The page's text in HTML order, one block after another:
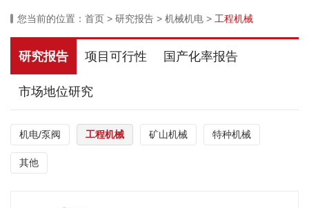
您当前的位置： 首页 > 研究报告 > 机械机电 > 工程机械
研究报告 项目可行性 国产化率报告
市场地位研究
机电/泵阀 工程机械 矿山机械 特种机械
其他